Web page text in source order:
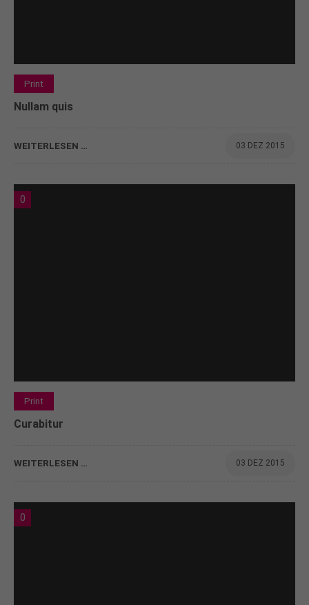
Print
Nullam quis
WEITERLESEN … 03 DEZ 2015
0
Print
Curabitur
WEITERLESEN … 03 DEZ 2015
0